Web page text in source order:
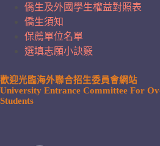
僑生及外國學生權益對照表
僑生須知
保薦單位名單
選填志願小訣竅
歡迎光臨海外聯合招生委員會網站
University Entrance Committee For
Students